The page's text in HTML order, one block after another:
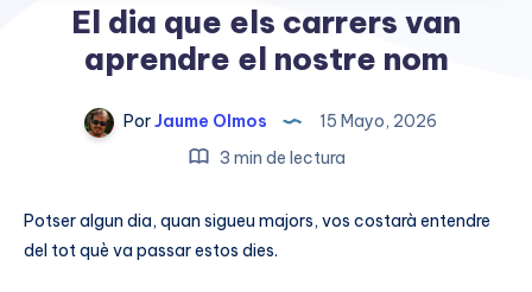
El dia que els carrers van
aprendre el nostre nom
PorJaume Olmos
15 Mayo, 2026
3 min de lectura
Potser algun dia, quan sigueu majors, vos costarà entendre
del tot què va passar estos dies.